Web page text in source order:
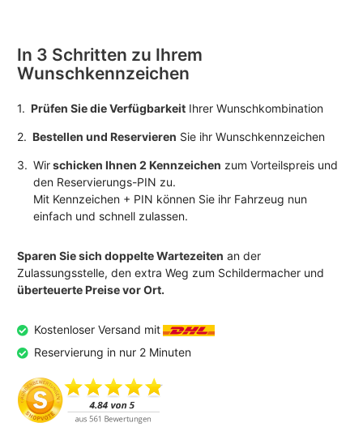
In 3 Schritten zu Ihrem
Wunschkennzeichen
1. Prüfen Sie die Verfügbarkeit Ihrer Wunschkombination
2. Bestellen und Reservieren Sie ihr Wunschkennzeichen
3. Wirschicken Ihnen 2 Kennzeichen zum Vorteilspreis und
den Reservierungs-PIN zu.
Mit Kennzeichen + PIN können Sie ihr Fahrzeug nun
einfach und schnell zulassen.
Sparen Sie sich doppelte Wartezeiten an der
Zulassungsstelle, den extra Weg zum Schildermacher und
überteuerte Preise vor Ort.
Kostenloser Versand mit
Reservierung in nur 2 Minuten